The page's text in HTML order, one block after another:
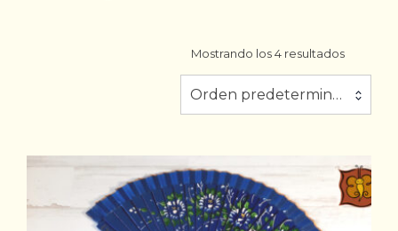
Mostrando los 4 resultados
Orden predeterminado